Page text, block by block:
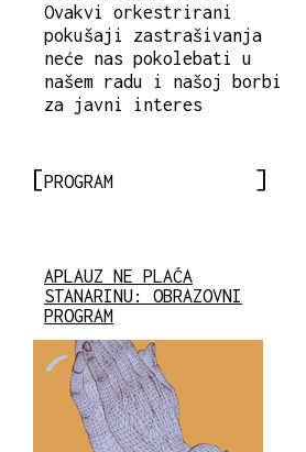
Ovakvi orkestrirani
pokušaji zastrašivanja
neće nas pokolebati u
našem radu i našoj borbi
za javni interes
PROGRAM
APLAUZ NE PLAĆA
STANARINU: OBRAZOVNI
PROGRAM